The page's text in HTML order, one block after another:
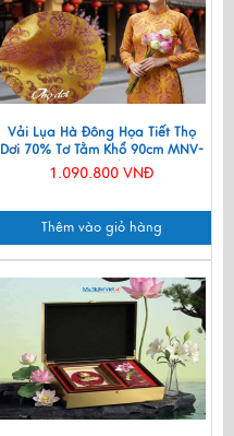
Vải Lụa Hà Đông Họa Tiết Thọ
Dơi 70% Tơ Tằm Khổ 90cm MNV-
LTA11/1
1.090.800 VNĐ
Thêm vào giỏ hàng